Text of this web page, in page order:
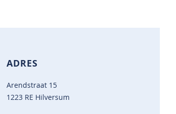
ADRES
Arendstraat 15
1223 RE Hilversum